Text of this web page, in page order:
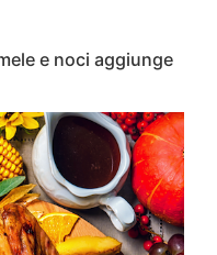
e noci aggiunge